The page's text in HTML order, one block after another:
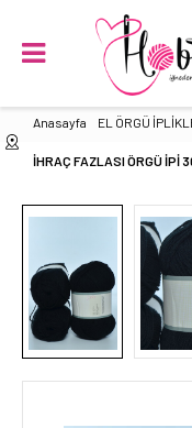
Anasayfa EL ÖRGÜ
İHRAÇ FAZLASI ÖRGÜ İPİ